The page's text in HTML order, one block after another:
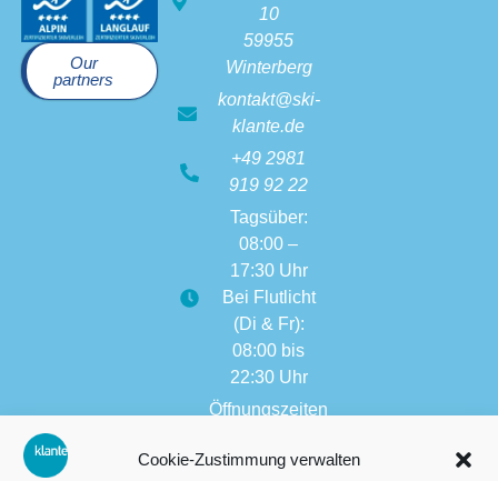
Cookie-Zustimmung verwalten
10
59955
Winterberg
kontakt@ski-
klante.de
+49 2981
919 92 22
Tagsüber:
08:00 –
17:30 Uhr
Bei Flutlicht
(Di & Fr):
08:00 bis
22:30 Uhr
Öffnungszeiten
Filialen:
Our
partners